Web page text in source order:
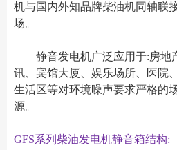
机与国内外知品牌柴油机同轴联
场。
静音发电机广泛应用于:房地
讯、宾馆大厦、娱乐场所、医院
生活区等对环境噪声要求严格的
源。
GFS系列柴油发电机静音箱结构: